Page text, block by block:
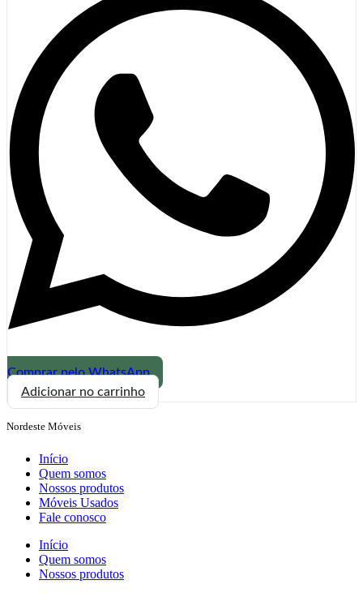
Comprar pelo WhatsApp
Poltrona
Fontana
madeira
metal
Gonçalves
Decor
quantidade
Adicionar no carrinho
Nordeste Móveis
Início
Quem somos
Nossos produtos
Móveis Usados
Fale conosco
Início
Quem somos
Nossos produtos